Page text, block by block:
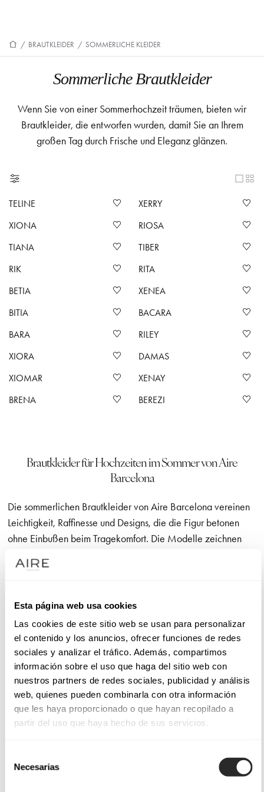
Esta página web usa cookies
Las cookies de este sitio web se usan para personalizar
el contenido y los anuncios, ofrecer funciones de redes
sociales y analizar el tráfico. Además, compartimos
información sobre el uso que haga del sitio web con
nuestros partners de redes sociales, publicidad y análisis
web, quienes pueden combinarla con otra información
que les haya proporcionado o que hayan recopilado a
partir del uso que haya hecho de sus servicios.
Necesarias
/ BRAUTKLEIDER / SOMMERLICHE KLEIDER
Sommerliche Brautkleider
Wenn Sie von einer Sommerhochzeit träumen, bieten wir
Brautkleider, die entworfen wurden, damit Sie an Ihrem
großen Tag durch Frische und Eleganz glänzen.
TELINE
XERRY
XIONA
RIOSA
TIANA
TIBER
RIK
RITA
BETIA
XENEA
BITIA
BACARA
BARA
RILEY
XIORA
DAMAS
XIOMAR
XENAY
BRENA
BEREZI
Brautkleider für Hochzeiten im Sommer von Aire
Barcelona
Die sommerlichen Brautkleider von Aire Barcelona vereinen
Leichtigkeit, Raffinesse und Designs, die die Figur betonen
ohne Einbußen beim Tragekomfort. Die Modelle zeichnen
sind für Festlichkeiten im Freien in den warmen Monaten
schön sein und jeden Augenblick Ihrer Hochzeitsfeier
genießen werden.
Frische Stoffe für Sommerhochzeiten
Für eine Sommerhochzeit sollten geeignete Stoffe gewählt
werden, damit Sie sich wohlfühlen und bezaubernd aussehen.
Deshalb werden unsere Brautkleider für den Sommer aus
leichten Geweben wie Chiffon, Tüll und Crêpe angefertigt.
Frische während der ganzen Feier.